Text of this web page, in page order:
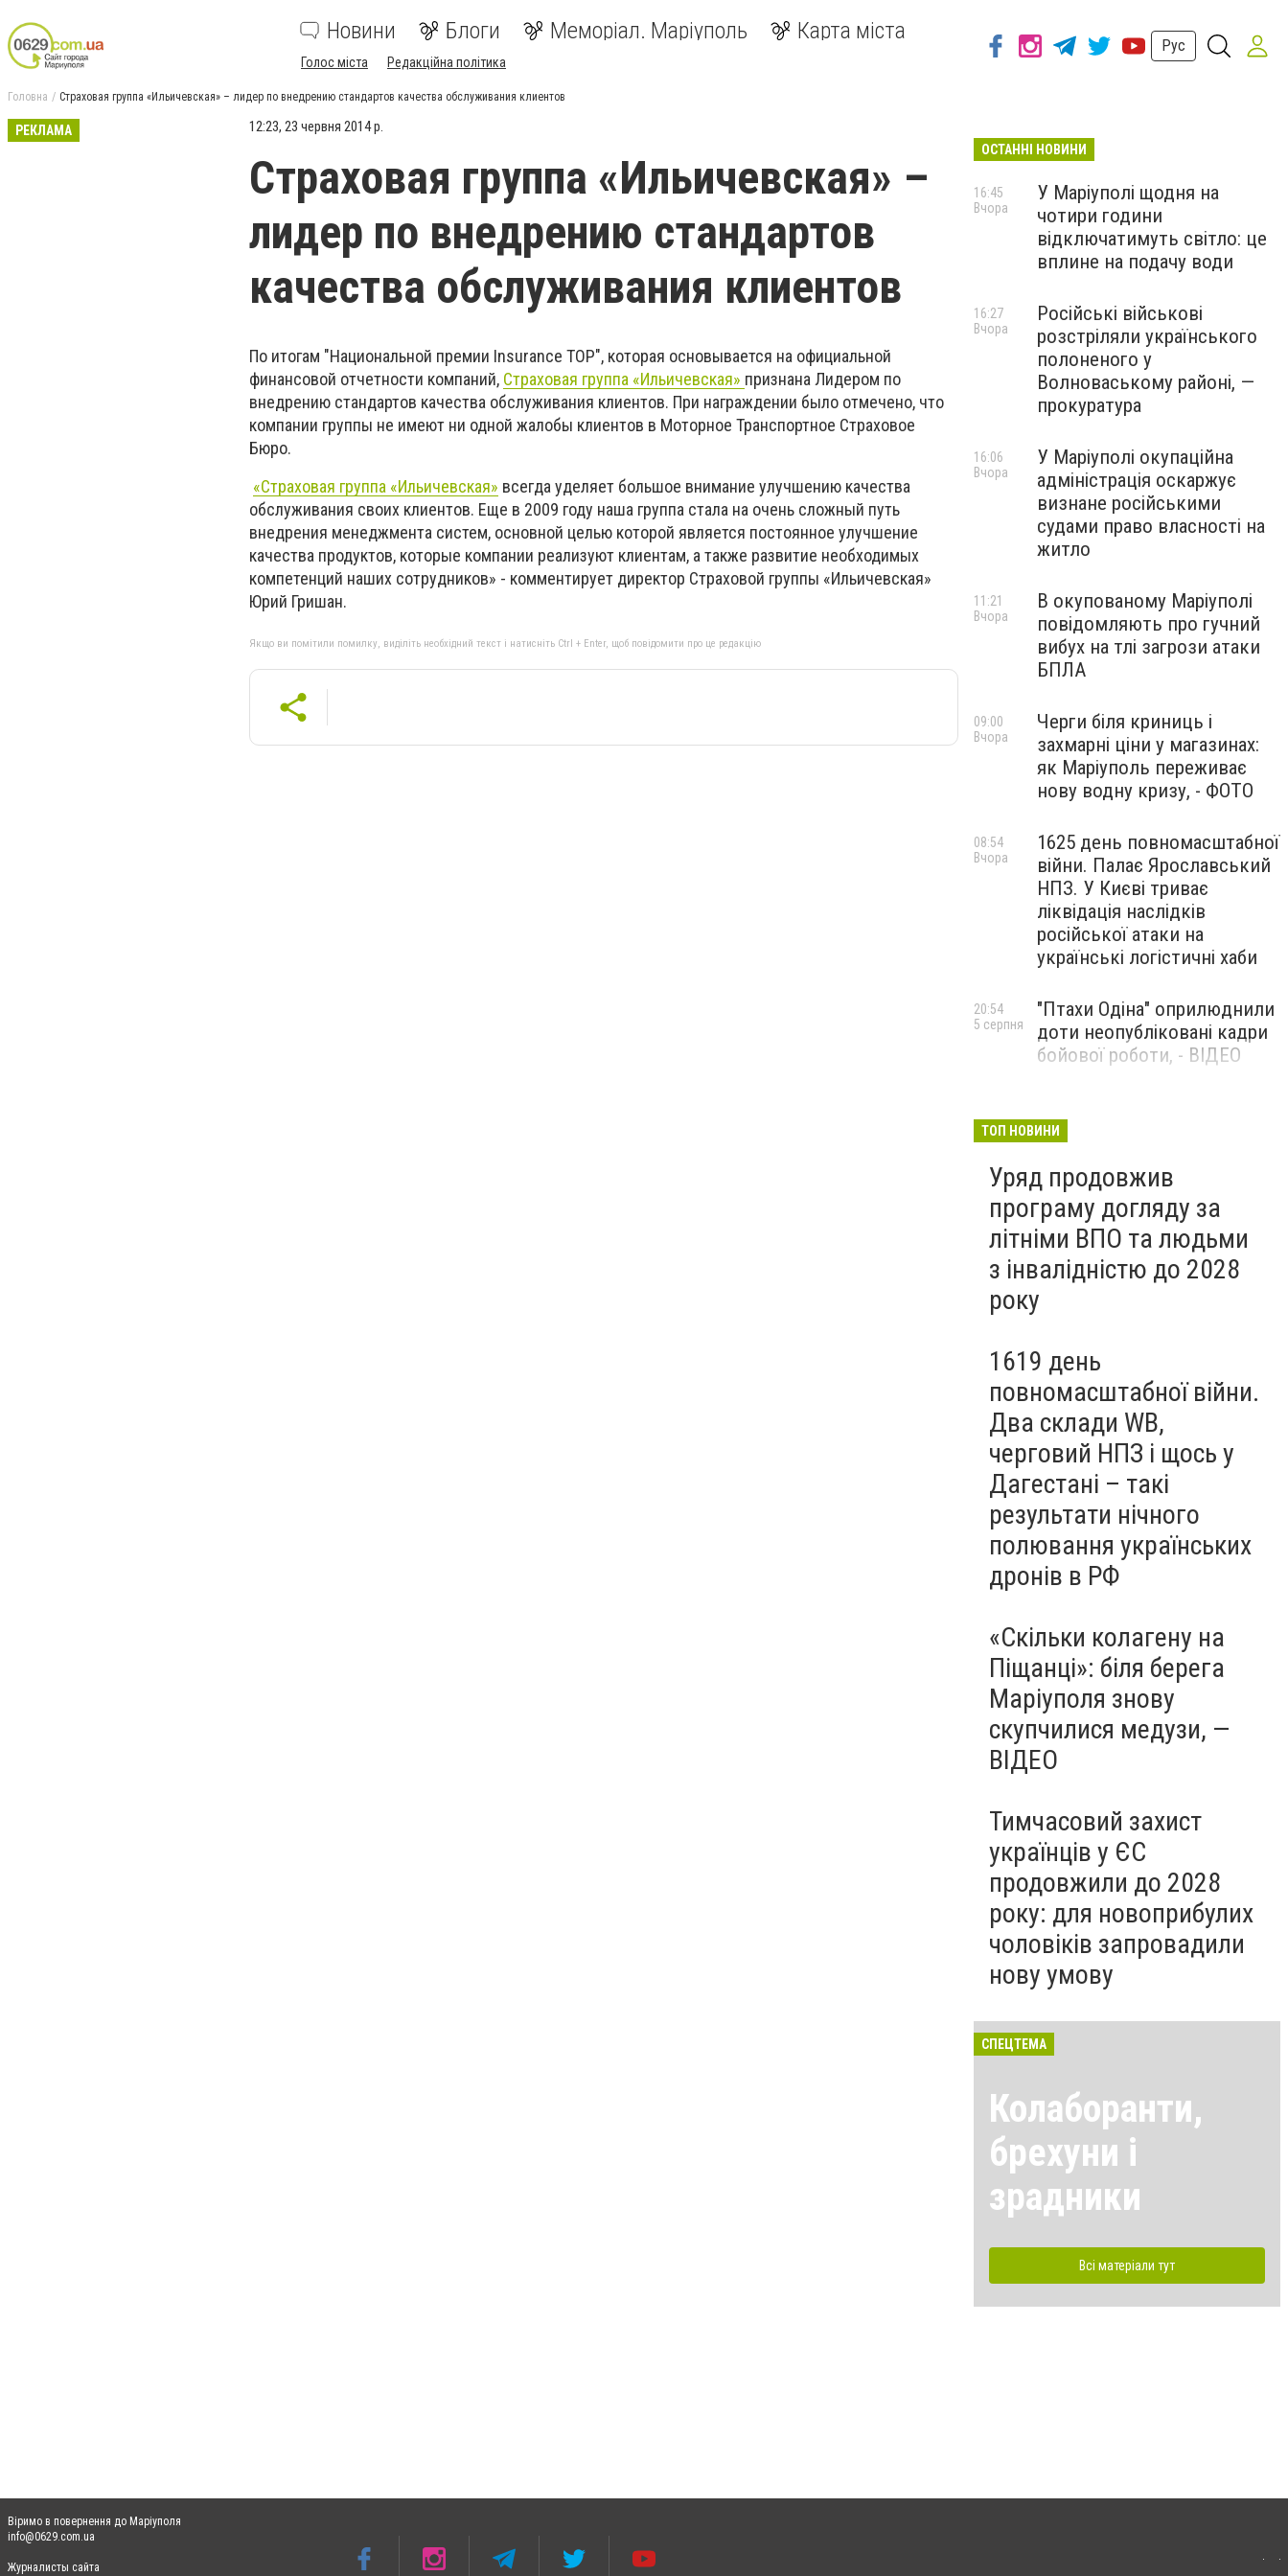
Новини Блоги Меморіал. Маріуполь Карта міста
Голос міста Редакційна політика
Рус
Головна Страховая группа «Ильичевская» – лидер по внедрению стандартов качества обслуживания клиентов
РЕКЛАМА 12:23, 23 червня 2014 р.
Страховая группа «Ильичевская» –
лидер по внедрению стандартов
качества обслуживания клиентов
По итогам "Национальной премии Insurance TOP", которая основывается на официальной
финансовой отчетности компаний, Страховая группа «Ильичевская» признана Лидером по
внедрению стандартов качества обслуживания клиентов. При награждении было отмечено, что
компании группы не имеют ни одной жалобы клиентов в Моторное Транспортное Страховое
Бюро.
«Страховая группа «Ильичевская» всегда уделяет большое внимание улучшению качества
обслуживания своих клиентов. Еще в 2009 году наша группа стала на очень сложный путь
внедрения менеджмента систем, основной целью которой является постоянное улучшение
качества продуктов, которые компании реализуют клиентам, а также развитие необходимых
компетенций наших сотрудников» - комментирует директор Страховой группы «Ильичевская»
Юрий Гришан.
Якщо ви помітили помилку, виділіть необхідний текст і натисніть Ctrl + Enter, щоб повідомити про це редакцію
ОСТАННІ НОВИНИ
У Маріуполі щодня на
чотири години
відключатимуть світло: це
вплине на подачу води
16:45
Вчора
Російські військові
розстріляли українського
полоненого у
Волноваському районі, —
прокуратура
16:27
Вчора
У Маріуполі окупаційна
адміністрація оскаржує
визнане російськими
судами право власності на
житло
16:06
Вчора
В окупованому Маріуполі
повідомляють про гучний
вибух на тлі загрози атаки
БПЛА
11:21
Вчора
Черги біля криниць і
захмарні ціни у магазинах:
як Маріуполь переживає
нову водну кризу, - ФОТО
09:00
Вчора
1625 день повномасштабної
війни. Палає Ярославський
НПЗ. У Києві триває
ліквідація наслідків
російської атаки на
українські логістичні хаби
08:54
Вчора
"Птахи Одіна" оприлюднили
доти неопубліковані кадри
бойової роботи, - ВІДЕО
20:54
5 серпня
Бєдняков зіграє тата
новому українському
фільмі, - ФОТО
5 серпня
ТОП НОВИНИ
Уряд продовжив
програму догляду за
літніми ВПО та людьми
з інвалідністю до 2028
року
1619 день
повномасштабної війни.
Два склади WB,
черговий НПЗ і щось у
Дагестані – такі
результати нічного
полювання українських
дронів в РФ
«Скільки колагену на
Піщанці»: біля берега
Маріуполя знову
скупчилися медузи, —
ВІДЕО
Тимчасовий захист
українців у ЄС
продовжили до 2028
року: для новоприбулих
чоловіків запровадили
нову умову
СПЕЦТЕМА
Колаборанти,
брехуни і
зрадники
Всі матеріали тут
Віримо в повернення до Маріуполя
info@0629.com.ua
Журналисты сайта